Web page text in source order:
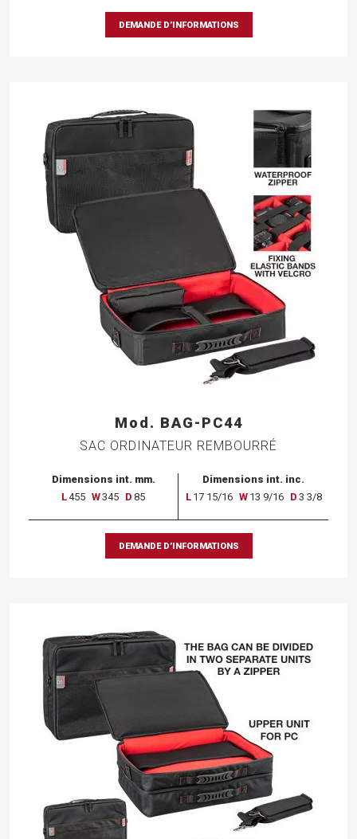
DEMANDE D’INFORMATIONS
Mod. BAG-PC44
SAC ORDINATEUR REMBOURRÉ
Dimensions int. mm.
L455 W345 D 85
Dimensions int. inc.
L 17 15/16 W 13 9/16 D 3 3/8
DEMANDE D’INFORMATIONS